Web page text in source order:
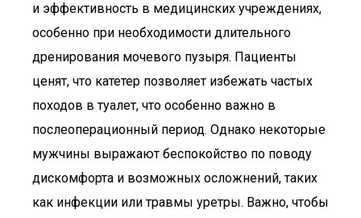
и эффективность в медицинских учреждениях,
особенно при необходимости длительного
дренирования мочевого пузыря. Пациенты
ценят, что катетер позволяет избежать частых
походов в туалет, что особенно важно в
послеоперационный период. Однако некоторые
мужчины выражают беспокойство по поводу
дискомфорта и возможных осложнений, таких
как инфекции или травмы уретры. Важно, чтобы